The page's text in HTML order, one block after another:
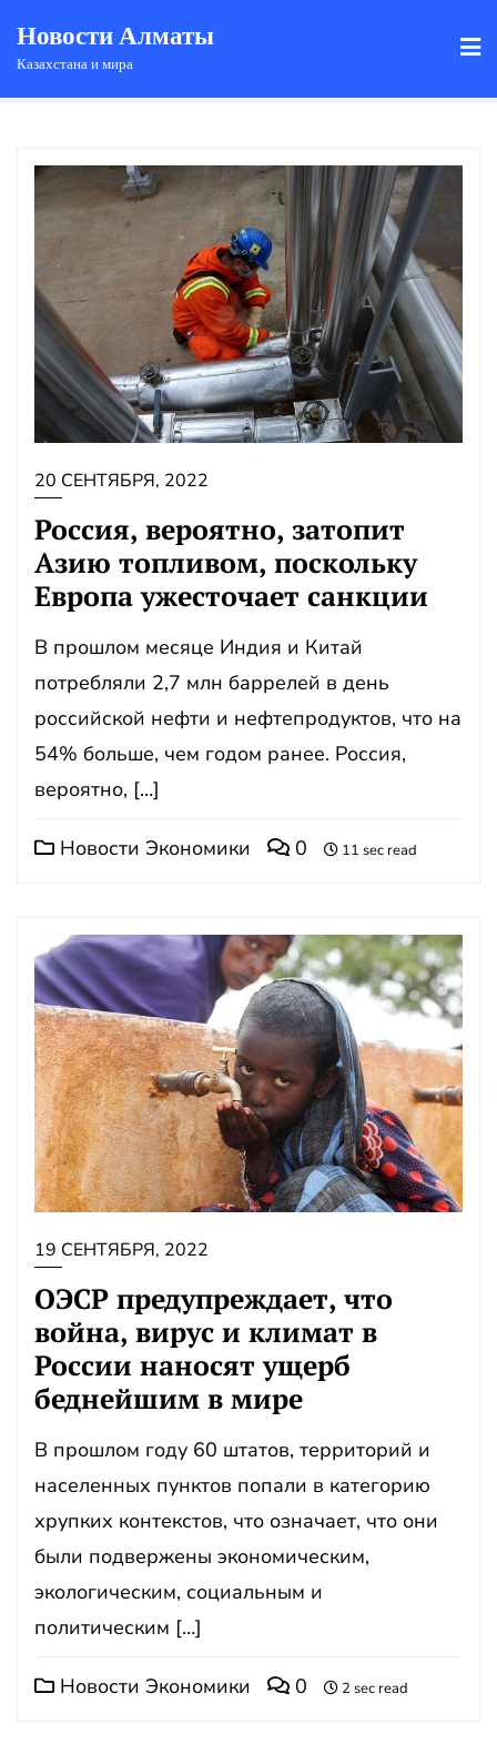
Новости Алматы
Казахстана и мира
20 СЕНТЯБРЯ, 2022
Россия, вероятно, затопит
Азию топливом, поскольку
Европа ужесточает санкции
В прошлом месяце Индия и Китай
потребляли 2,7 млн ​​баррелей в день
российской нефти и нефтепродуктов, что на
54% больше, чем годом ранее. Россия,
вероятно, […]
Новости Экономики 0 11 sec read
19 СЕНТЯБРЯ, 2022
ОЭСР предупреждает, что
война, вирус и климат в
России наносят ущерб
беднейшим в мире
В прошлом году 60 штатов, территорий и
населенных пунктов попали в категорию
хрупких контекстов, что означает, что они
были подвержены экономическим,
экологическим, социальным и
политическим […]
Новости Экономики 0 2 sec read